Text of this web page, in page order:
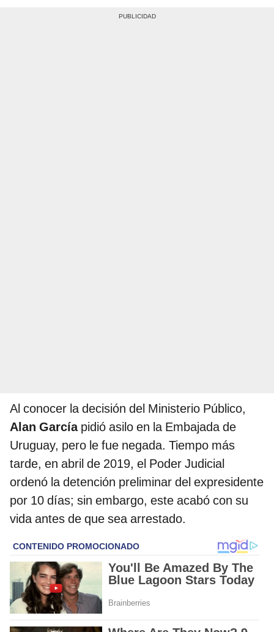
Al conocer la decisión del Ministerio Público,
Alan García pidió asilo en la Embajada de
Uruguay, pero le fue negada. Tiempo más
tarde, en abril de 2019, el Poder Judicial
ordenó la detención preliminar del expresidente
por 10 días; sin embargo, este acabó con su
vida antes de que sea arrestado.